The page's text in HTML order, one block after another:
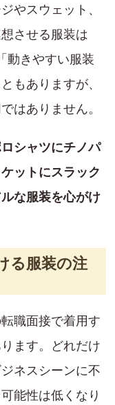
やスウェット、
させる服装は
動きやすい服装
もありますが、
はありません。
シャツにチノパ
ットにスラック
な服装を心がけ
る服装の注
職面接で着用す
ます。どれだけ
ネスシーンに不
能性は低くなり